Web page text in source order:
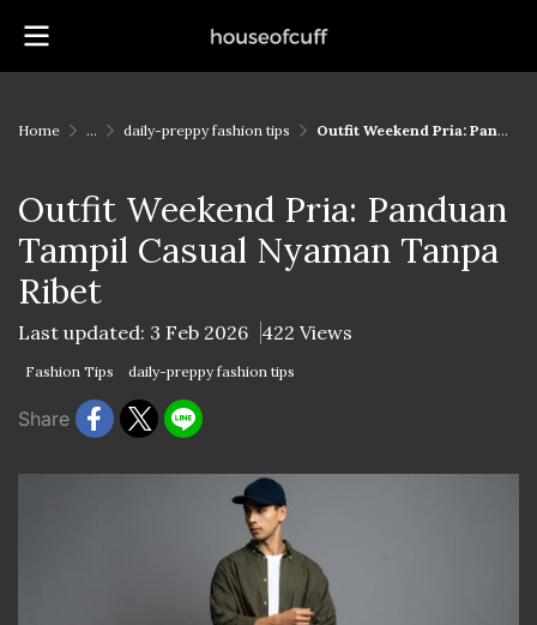
Home ... daily-preppy fashion tips Outfit Weekend Pria: Panduan Tampil Casual Nyaman Tanpa Ribet
Outfit Weekend Pria: Panduan
Tampil Casual Nyaman Tanpa
Ribet
Last updated: 3 Feb 2026 422 Views
Fashion Tips daily-preppy fashion tips
Share